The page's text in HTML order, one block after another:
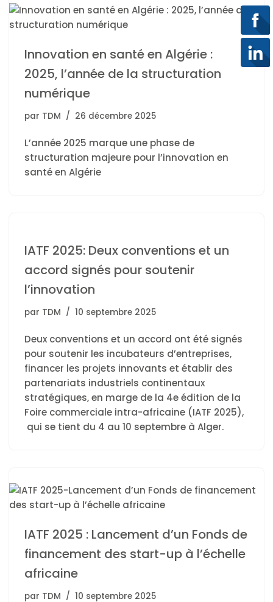
Innovation en santé en Algérie :
2025, l’année de la structuration
numérique
par TDM 26 décembre 2025
L’année 2025 marque une phase de
structuration majeure pour l’innovation en
santé en Algérie
IATF 2025: Deux conventions et un
accord signés pour soutenir
l’innovation
par TDM 10 septembre 2025
Deux conventions et un accord ont été signés
pour soutenir les incubateurs d’entreprises,
financer les projets innovants et établir des
partenariats industriels continentaux
stratégiques, en marge de la 4e édition de la
Foire commerciale intra-africaine (IATF 2025),
qui se tient du 4 au 10 septembre à Alger.
IATF 2025 : Lancement d’un Fonds de
financement des start-up à l’échelle
africaine
par TDM 10 septembre 2025